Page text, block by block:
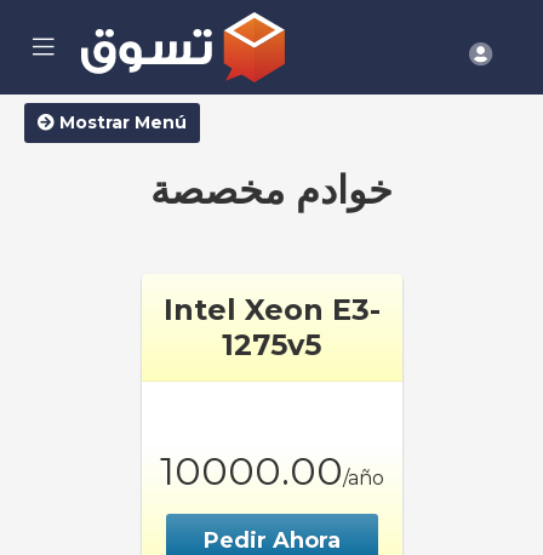
Mobile
Menu
Mostrar Menú
خوادم مخصصة
Intel Xeon E3-
1275v5
10000.00/año
Pedir Ahora